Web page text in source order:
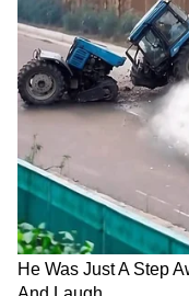
ಹೌದು ಕಿಚ್ಚ
ಕೈಯಲ್ಲಿ ಮುಖದ
ಚಾಚಿ, ಮಗಳ ಜೊತೆ
ಇದೊಂದು
ಅಭಿಮಾನಿಗಳು
ಕನ್ನಡ ಸಿನಿಮಾ (
ಕಾರ್ಯಕ್ರಮಗಳು (
ಸುದ್ದಿಗಳು ಮತ್ತು
ಸುವರ್ಣ
ಸಿನಿಮಾ ವಿಮರ್ಶೆಗಳು
ತಾರೆಯರ
ತೆರೆಮರೆಯ
ಮಾಹಿತಿಯೂ ಇಲ್ಲಿದೆ.